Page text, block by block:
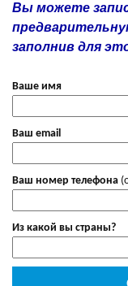
Вы можете
заполнив для
Ваше имя
Ваш email
Ваш номер телефона
Из какой вы страны?